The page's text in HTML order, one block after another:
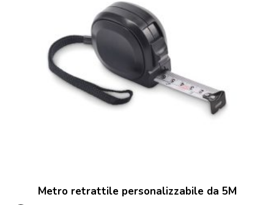
Metro retrattile personalizzabile da 5M